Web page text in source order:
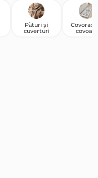
Pături și
cuverturi
covoare